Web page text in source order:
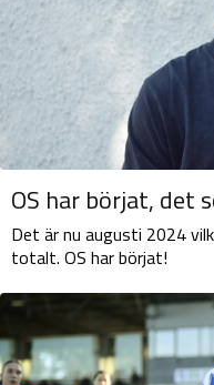
OS har börjat, det
Det är nu augusti 2024
totalt. OS har börjat!